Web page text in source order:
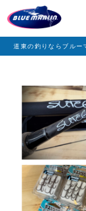
道東の釣りならブルー